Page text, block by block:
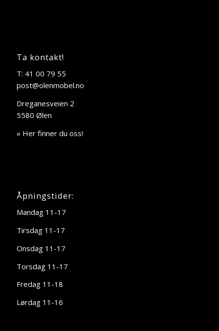
Ta kontakt!
T: 41 00 79 55
post@olenmobel.no
Dreganesveien 2
5580 Ølen
» Her finner du oss!
Åpningstider:
Mandag 11-17
Tirsdag 11-17
Onsdag 11-17
Torsdag 11-17
Fredag 11-18
Lørdag 11-16